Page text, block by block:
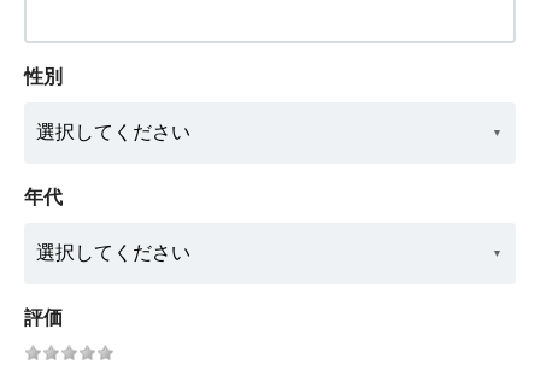
性別
年代
評価